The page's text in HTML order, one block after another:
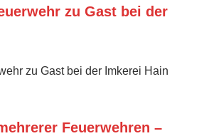
zu Gast bei der
zu Gast bei der Imkerei Hain
Feuerwehren –